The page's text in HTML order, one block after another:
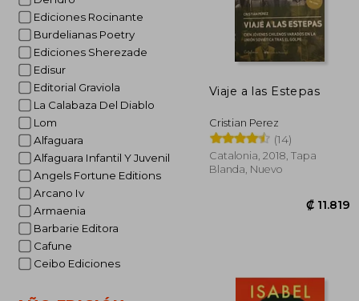
Ediciones Rocinante
Burdelianas Poetry
Ediciones Sherezade
Edisur
Editorial Graviola
La Calabaza Del Diablo
Lom
Alfaguara
Alfaguara Infantil Y Juvenil
Angels Fortune Editions
Arcano Iv
Armaenia
Barbarie Editora
Cafune
Ceibo Ediciones
Viaje a las Estepas
Cristian Perez
(14)
Catalonia, 2018, Tapa
Blanda, Nuevo